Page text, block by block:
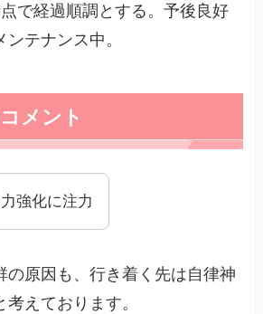
で経過順調とする。予後良好
テナンス中。
メント
強化に注力
の原因も、行き着く先は自律神
えております。